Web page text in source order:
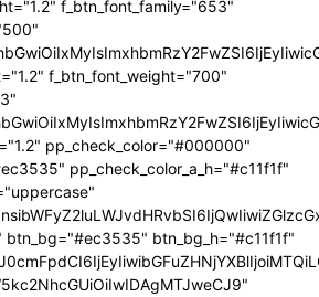
f_btn_font_family="653"
f_btn_font_weight="700"
pp_check_color="#000000"
pp_check_color_a_h="#c11f1f"
btn_bg="#ec3535" btn_bg_h="#c11f1f"